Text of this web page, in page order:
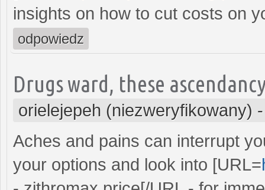
insights on how to cut costs on
odpowiedz
Drugs ward, these
orielejepeh (niezweryfikowany)
Aches and pains can interrupt
your options and look into [URL=